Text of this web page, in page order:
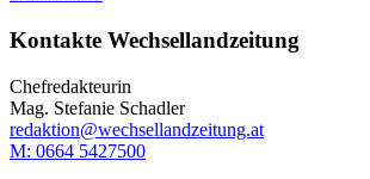
Kontakte Wechsellandzeitung
Chefredakteurin
Mag. Stefanie Schadler
redaktion@wechsellandzeitung.at
M: 0664 5427500‬